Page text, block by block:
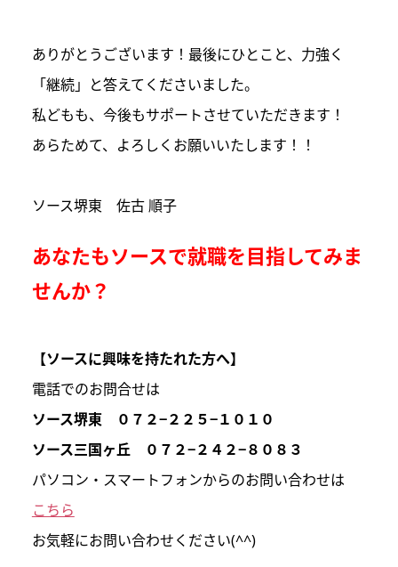
ありがとうございます！最後にひとこと、力強く
「継続」と答えてくださいました。
私どもも、今後もサポートさせていただきます！
あらためて、よろしくお願いいたします！！
ソース堺東 佐古 順子
あなたもソースで就職を目指してみま
せんか？
【ソースに興味を持たれた方へ】
電話でのお問合せは
ソース堺東 ０７２−２２５−１０１０
ソース三国ヶ丘 ０７２−２４２−８０８３
パソコン・スマートフォンからのお問い合わせは
こちら
お気軽にお問い合わせください(^^)